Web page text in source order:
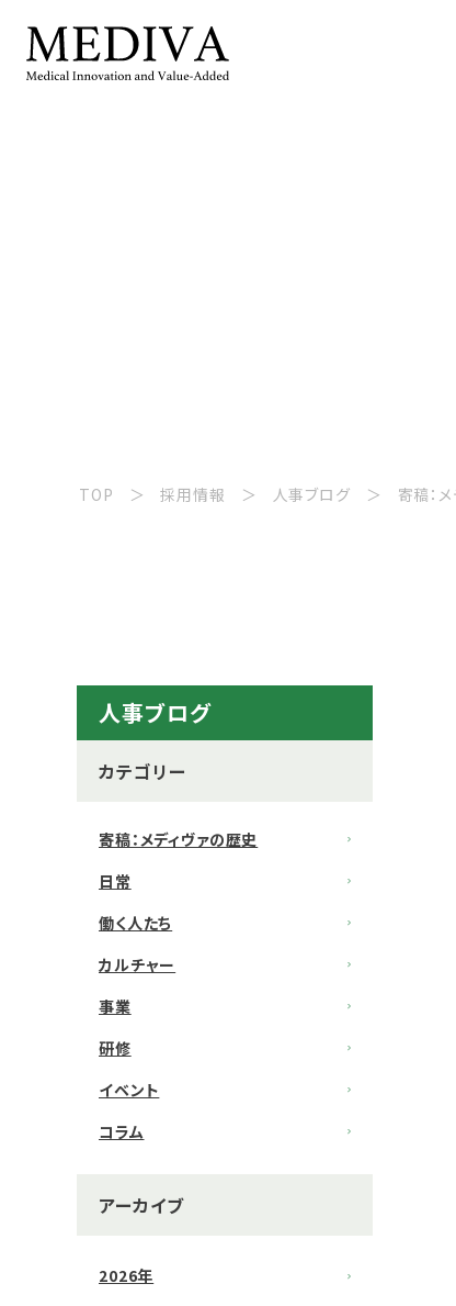
TOP 採用情報 人事ブログ 寄稿：
人事ブログ
カテゴリー
寄稿：メディヴァの歴史
日常
働く人たち
カルチャー
事業
研修
イベント
コラム
アーカイブ
2026年